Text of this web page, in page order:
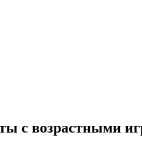
с возрастными